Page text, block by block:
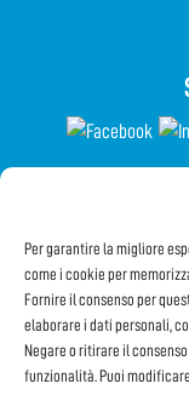
Per garantire la migliore
come i cookie per
Fornire il consenso per
elaborare i dati personali,
Negare o ritirare il
funzionalità. Puoi